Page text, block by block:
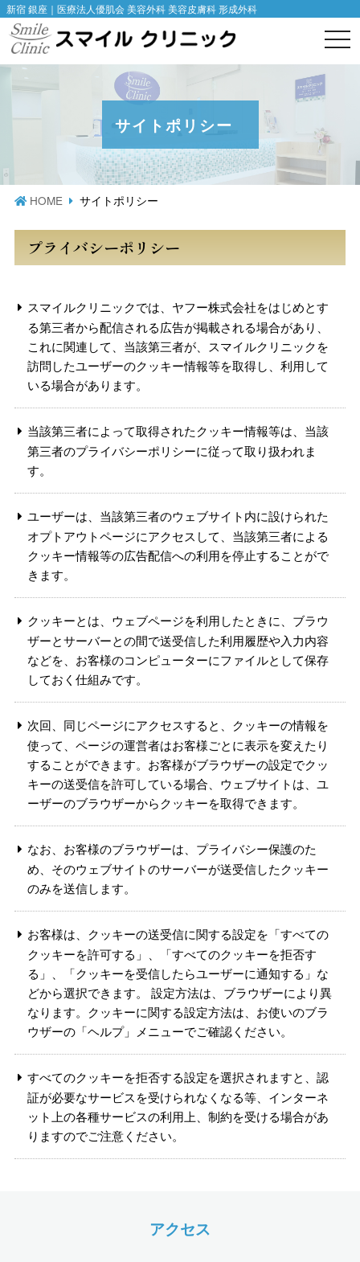
新宿 銀座｜医療法人優肌会 美容外科 美容皮膚科 形成外科
サイトポリシー
HOME サイトポリシー
プライバシーポリシー
スマイルクリニックでは、ヤフー株式会社をはじめとす
る第三者から配信される広告が掲載される場合があり、
これに関連して、当該第三者が、スマイルクリニックを
訪問したユーザーのクッキー情報等を取得し、利用して
いる場合があります。
当該第三者によって取得されたクッキー情報等は、当該
第三者のプライバシーポリシーに従って取り扱われま
す。
ユーザーは、当該第三者のウェブサイト内に設けられた
オプトアウトページにアクセスして、当該第三者による
クッキー情報等の広告配信への利用を停止することがで
きます。
クッキーとは、ウェブページを利用したときに、ブラウ
ザーとサーバーとの間で送受信した利用履歴や入力内容
などを、お客様のコンピューターにファイルとして保存
しておく仕組みです。
次回、同じページにアクセスすると、クッキーの情報を
使って、ページの運営者はお客様ごとに表示を変えたり
することができます。お客様がブラウザーの設定でクッ
キーの送受信を許可している場合、ウェブサイトは、ユ
ーザーのブラウザーからクッキーを取得できます。
なお、お客様のブラウザーは、プライバシー保護のた
め、そのウェブサイトのサーバーが送受信したクッキー
のみを送信します。
お客様は、クッキーの送受信に関する設定を「すべての
クッキーを許可する」、「すべてのクッキーを拒否す
る」、「クッキーを受信したらユーザーに通知する」な
どから選択できます。 設定方法は、ブラウザーにより異
なります。クッキーに関する設定方法は、お使いのブラ
ウザーの「ヘルプ」メニューでご確認ください。
すべてのクッキーを拒否する設定を選択されますと、認
証が必要なサービスを受けられなくなる等、インターネ
ット上の各種サービスの利用上、制約を受ける場合があ
りますのでご注意ください。
アクセス